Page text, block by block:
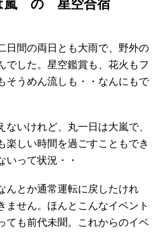
嵐 の 星空合宿
日間の両日とも大雨で、野外の
でした。星空鑑賞も、花火もフ
そうめん流しも・・なんにもで
ないけれど、丸一日は大嵐で、
楽しい時間を過ごすこともでき
いって状況・・
んとか通常運転に戻したけれ
ません。ほんとこんなイベント
ても前代未聞。これからのイベ